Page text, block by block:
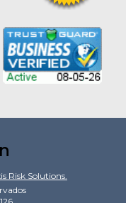
Risk Solutions.